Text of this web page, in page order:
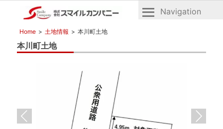
株
式
会
イ
ル
島
の
Navigation
Home 土地情報 本川町土地
本川町土地